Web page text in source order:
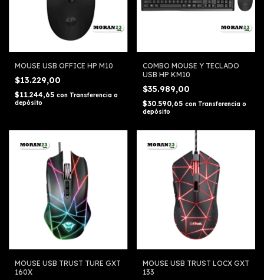
MOUSE USB OFFICE HP M10
$13.229,00
$11.244,65 con Transferencia o
depósito
COMBO MOUSE Y TECLADO
USB HP KM10
$35.989,00
$30.590,65 con Transferencia o
depósito
MOUSE USB TRUST TURE GXT
160X
MOUSE USB TRUST LOCX GXT
133